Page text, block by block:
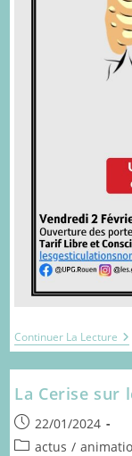
Continuer La Lecture
La Cerise sur
Publication
publiée :
22/01/2024
Postactus /